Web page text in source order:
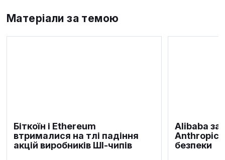
Матеріали за темою
Біткоїн і Ethereum
втрималися на тлі падіння
акцій виробників ШІ-чипів
Alibaba
Anthropic
безпеки